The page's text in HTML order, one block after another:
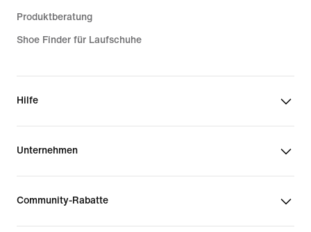
Produktberatung
Shoe Finder für Laufschuhe
Hilfe
Unternehmen
Community-Rabatte